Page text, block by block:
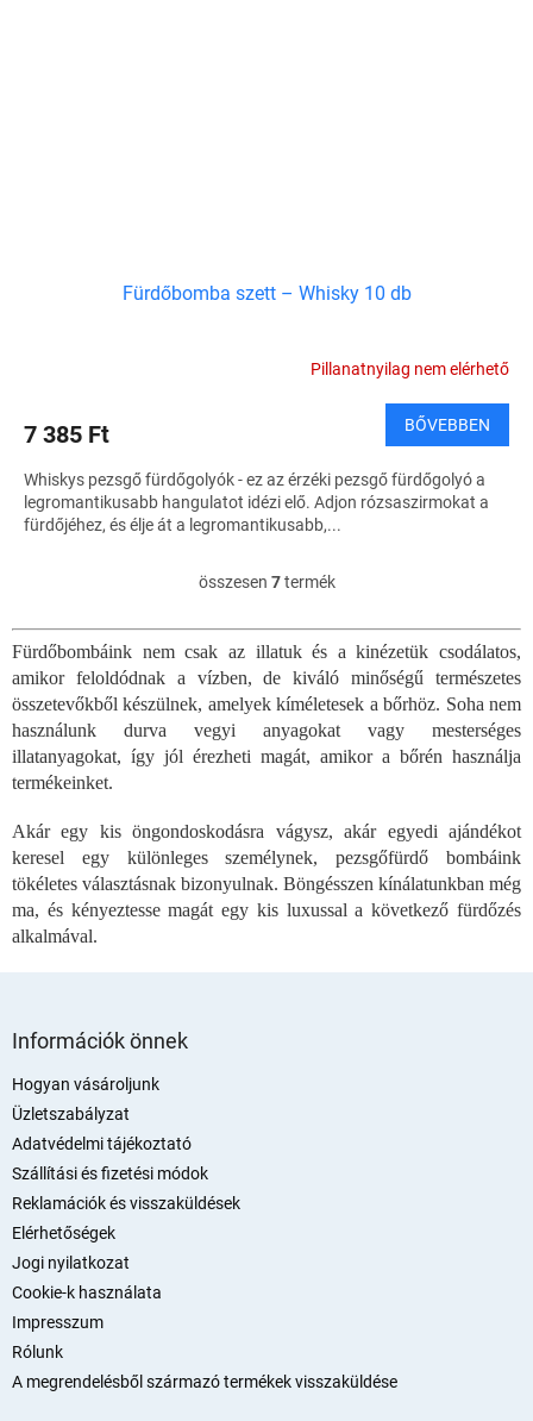
Fürdőbomba szett – Whisky 10 db
Pillanatnyilag nem elérhető
7 385 Ft BŐVEBBEN
Whiskys pezsgő fürdőgolyók - ez az érzéki pezsgő fürdőgolyó a
legromantikusabb hangulatot idézi elő. Adjon rózsaszirmokat a
fürdőjéhez, és élje át a legromantikusabb,...
L
s
t
a
i
r
á
á
s
e
összesen 7termék
Fürdőbombáink nem csak az illatuk és a kinézetük csodálatos,
amikor feloldódnak a vízben, de kiváló minőségű természetes
összetevőkből készülnek, amelyek kíméletesek a bőrhöz. Soha nem
használunk durva vegyi anyagokat vagy mesterséges
illatanyagokat, így jól érezheti magát, amikor a bőrén használja
termékeinket.
Akár egy kis öngondoskodásra vágysz, akár egyedi ajándékot
keresel egy különleges személynek, pezsgőfürdő bombáink
tökéletes választásnak bizonyulnak. Böngésszen kínálatunkban még
ma, és kényeztesse magát egy kis luxussal a következő fürdőzés
alkalmával.
Információk önnek
Hogyan vásároljunk
Üzletszabályzat
Adatvédelmi tájékoztató
Szállítási és fizetési módok
Reklamációk és visszaküldések
Elérhetőségek
Jogi nyilatkozat
Cookie-k használata
Impresszum
Rólunk
A megrendelésből származó termékek visszaküldése